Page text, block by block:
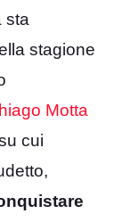
sta
stagione
Motta
cui